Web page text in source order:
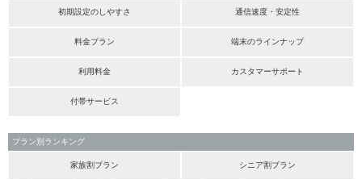
初期設定のしやすさ 通信速度・安定性
料金プラン 端末のラインナップ
利用料金 カスタマーサポート
付帯サービス
プラン別ランキング
家族割プラン シニア割プラン